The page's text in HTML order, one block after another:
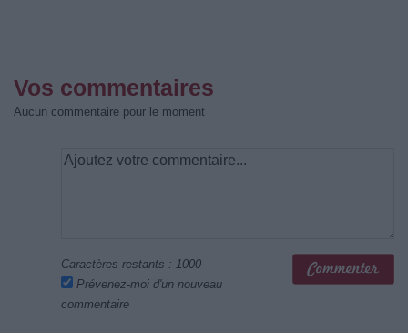
Vos commentaires
Aucun commentaire pour le moment
Caractères restants : 1000
Prévenez-moi d'un nouveau
commentaire